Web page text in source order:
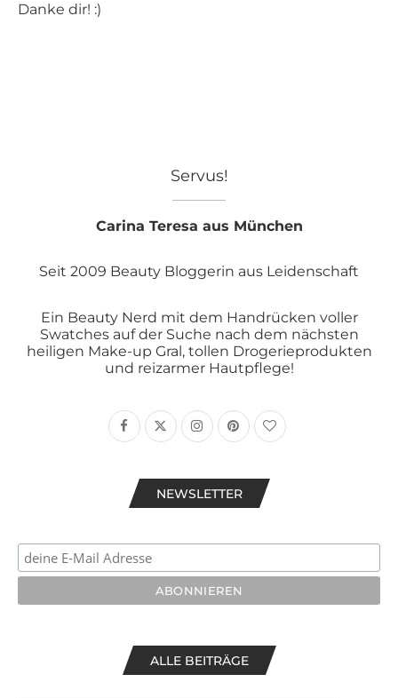
Danke dir! :)
Servus!
Carina Teresa aus München
Seit 2009 Beauty Bloggerin aus Leidenschaft
Ein Beauty Nerd mit dem Handrücken voller
Swatches auf der Suche nach dem nächsten
heiligen Make-up Gral, tollen Drogerieprodukten
und reizarmer Hautpflege!
NEWSLETTER
ALLE BEITRÄGE